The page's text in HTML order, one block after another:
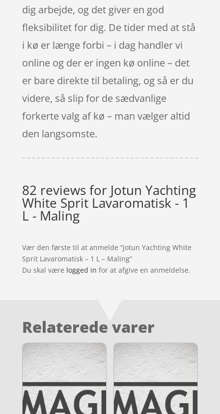
dig arbejde, og det giver en god
fleksibilitet for dig. De tider med at stå
i kø er længe forbi – i dag handler vi
online og der er ingen kø online – det
er bare direkte til betaling, og så er du
videre, så slip for de sædvanlige
forkerte valg af kø – man vælger altid
den langsomste.
82 reviews for Jotun Yachting
White Sprit Lavaromatisk - 1
L - Maling
Vær den første til at anmelde “Jotun Yachting White
Sprit Lavaromatisk – 1 L – Maling”
Du skal være logged in for at afgive en anmeldelse.
Relaterede varer